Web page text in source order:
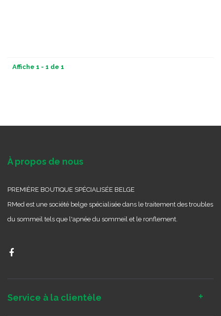
Affiche 1 - 1 de 1
À propos de nous
PREMIÈRE BOUTIQUE SPÉCIALISÉE BELGE
RMed est une société belge spécialisée dans le traitement des troubles
du sommeil tels que l'apnée du sommeil et le ronflement.
Service à la clientèle